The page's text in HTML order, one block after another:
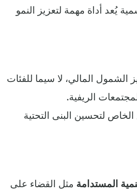
يُعد أداة مهمة لتعزيز النمو
المالي، لا سيما للفئات
الريفية.
لتحسين البنى التحتية
المستدامة مثل القضاء على